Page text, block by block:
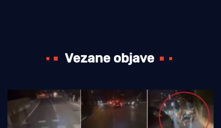
Vezane objave